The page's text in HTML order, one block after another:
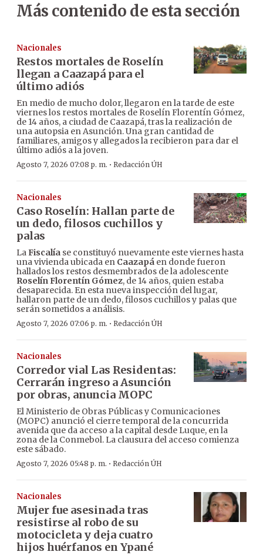
Más contenido de esta sección
Nacionales
Restos mortales de Roselín
llegan a Caazapá para el
último adiós
En medio de mucho dolor, llegaron en la tarde de este
viernes los restos mortales de Roselín Florentín Gómez,
de 14 años, a ciudad de Caazapá, tras la realización de
una autopsia en Asunción. Una gran cantidad de
familiares, amigos y allegados la recibieron para dar el
último adiós a la joven.
Agosto 7, 2026 07:08 p. m. · Redacción ÚH
Nacionales
Caso Roselín: Hallan parte de
un dedo, filosos cuchillos y
palas
LaFiscalía se constituyó nuevamente este viernes hasta
una vivienda ubicada en Caazapá en donde fueron
hallados los restos desmembrados de la adolescente
Roselín Florentín Gómez, de 14 años, quien estaba
desaparecida. En esta nueva inspección del lugar,
hallaron parte de un dedo, filosos cuchillos y palas que
serán sometidos a análisis.
Agosto 7, 2026 07:06 p. m. · Redacción ÚH
Nacionales
Corredor vial Las Residentas:
Cerrarán ingreso a Asunción
por obras, anuncia MOPC
El Ministerio de Obras Públicas y Comunicaciones
(MOPC) anunció el cierre temporal de la concurrida
avenida que da acceso a la capital desde Luque, en la
zona de la Conmebol. La clausura del acceso comienza
este sábado.
Agosto 7, 2026 05:48 p. m. · Redacción ÚH
Nacionales
Mujer fue asesinada tras
resistirse al robo de su
motocicleta y deja cuatro
hijos huérfanos en Ypané